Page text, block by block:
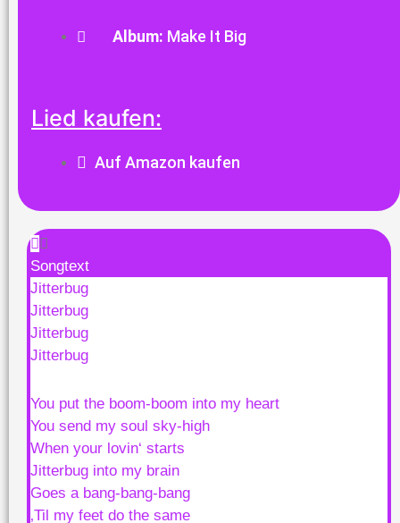
Album: Make It Big
Lied kaufen:
Auf Amazon kaufen
Songtext
Jitterbug
Jitterbug
Jitterbug
Jitterbug
You put the boom-boom into my heart
You send my soul sky-high
When your lovin‘ starts
Jitterbug into my brain
Goes a bang-bang-bang
‚Til my feet do the same